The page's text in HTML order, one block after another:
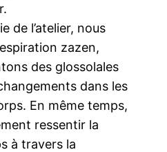
de l’atelier, nous
zazen,
des glossolales
dans les
En même temps,
ressentir la
à travers la